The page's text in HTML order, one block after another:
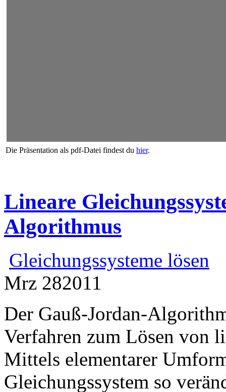
Die Präsentation als pdf-Datei findest du hier.
Lineare
Algorithmus
Gleichungssysteme lösen
Mrz 282011
Der Gauß-Jordan-
Verfahren zum Lösen von
Mittels elementarer
Gleichungssystem so